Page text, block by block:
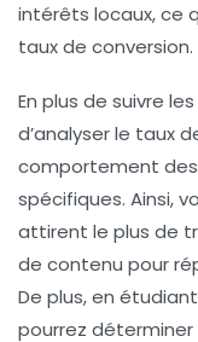
intérêts locaux, ce
taux de conversion.
En plus de suivre
d’analyser le taux
comportement
spécifiques. Ainsi,
attirent le plus de
de contenu pour
De plus, en
pourrez